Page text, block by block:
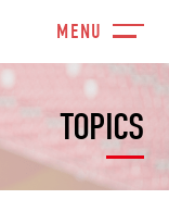
TOPICS